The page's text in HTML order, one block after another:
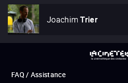
Joachim Trier
FAQ / Assistance